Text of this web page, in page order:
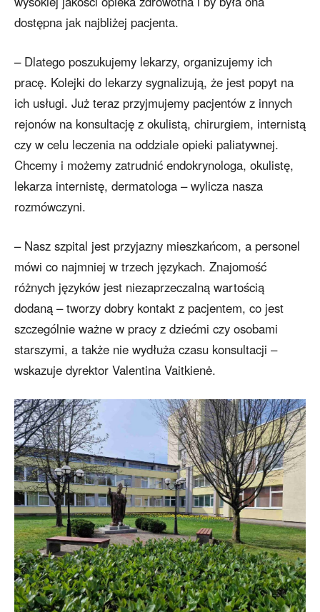
dostępna jak najbliżej pacjenta.
– Dlatego poszukujemy lekarzy, organizujemy ich
pracę. Kolejki do lekarzy sygnalizują, że jest popyt na
ich usługi. Już teraz przyjmujemy pacjentów z innych
rejonów na konsultację z okulistą, chirurgiem, internistą
czy w celu leczenia na oddziale opieki paliatywnej.
Chcemy i możemy zatrudnić endokrynologa, okulistę,
lekarza internistę, dermatologa – wylicza nasza
rozmówczyni.
– Nasz szpital jest przyjazny mieszkańcom, a personel
mówi co najmniej w trzech językach. Znajomość
różnych języków jest niezaprzeczalną wartością
dodaną – tworzy dobry kontakt z pacjentem, co jest
szczególnie ważne w pracy z dziećmi czy osobami
starszymi, a także nie wydłuża czasu konsultacji –
wskazuje dyrektor Valentina Vaitkienė.